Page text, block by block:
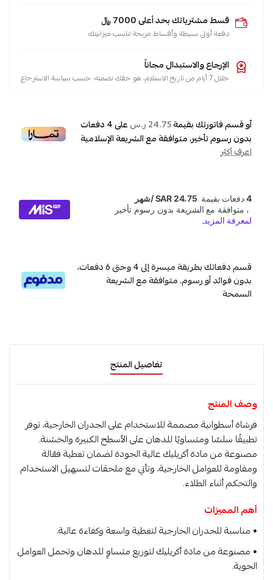
قسط مشترياتك بحد أعلى 7000 ﷼
دفعة أولى بسيطة وأقساط مريحة تناسب ميزانيتك
الإرجاع والاستبدال مجاناً
خلال 7 أيام من تاريخ الاستلام، هو حقك تضمنه، حسب سياسة الاسترجاع
أو قسم فاتورتك بقيمة24.75 ر.س على4دفعات
بدون رسوم تأخير، متوافقة مع الشريعة الإسلامية
اعرف أكثر
قسم دفعاتك بطريقة ميسرة إلى 4 وحتى 6 دفعات،
بدون فوائد أو رسوم. متوافقة مع الشريعة
السمحة
تفاصيل المنتج
وصف المنتج
فرشاة أسطوانية مصممة للاستخدام على الجدران الخارجية، توفر
تطبيقًا سلسًا ومتساويًا للدهان على الأسطح الكبيرة والخشنة.
مصنوعة من مادة أكريليك عالية الجودة لضمان تغطية فعّالة
ومقاومة للعوامل الخارجية، وتأتي مع ملحقات لتسهيل الاستخدام
والتحكم أثناء الطلاء.
أهم المميزات
• مناسبة للجدران الخارجية لتغطية واسعة وكفاءة عالية.
• مصنوعة من مادة أكريليك لتوزيع متساوٍ للدهان وتحمل العوامل
الجوية.